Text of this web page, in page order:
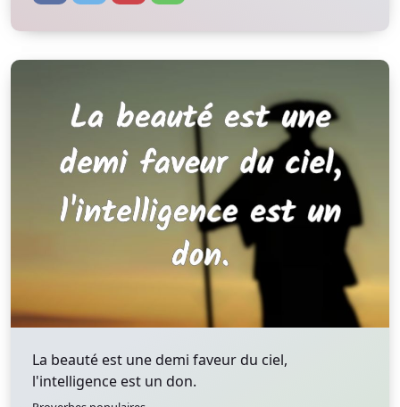
La beauté est une demi faveur du ciel,
l'intelligence est un don.